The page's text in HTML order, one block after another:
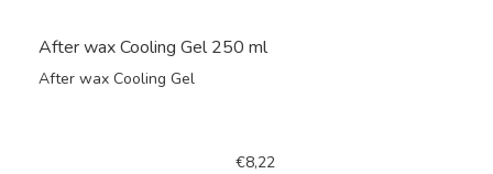
After wax Cooling Gel 250 ml
After wax Cooling Gel
€8,22